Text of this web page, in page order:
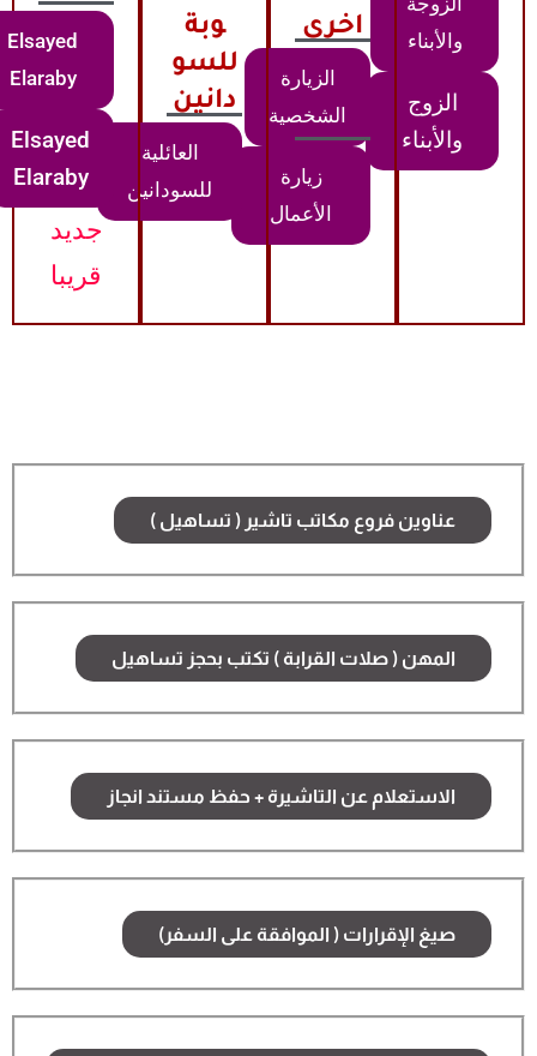
والأبناء
الزوج
والأبناء
اخرى
الزيارة
الشخصية
زيارة
الأعمال
وبة
للسو
دانين
العائلية
للسودانين
Elsayed
Elaraby
Elsayed
Elaraby
جديد
قريبا
عناوين فروع مكاتب تاشير ( تساهيل )
المهن ( صلات القرابة ) تكتب بحجز تساهيل
الاستعلام عن التاشيرة + حفظ مستند انجاز
صيغ الإقرارات ( الموافقة على السفر)